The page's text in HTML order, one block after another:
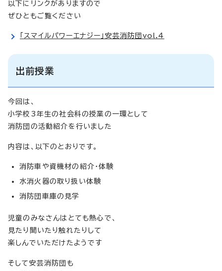
以下にリンクがありますので
ぜひともご覧ください
「スマイルパワーエナジー」安芸消防団vol.4
出前授業
今回は、
小学校3年生の社会科の授業の一環として
消防団の活動紹介を行いました
内容は、以下のとおりです。
消防車や資機材の紹介・体験
水消火器の取り扱い体験
消防団車庫の見学
児童のみなさんはとても熱心で、
見たり聞いたり触れたりして
楽しんでいただけたようです
そして安芸消防団も